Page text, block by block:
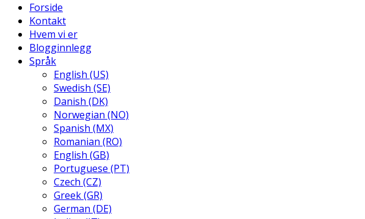
Forside
Kontakt
Hvem vi er
Blogginnlegg
Språk
English (US)
Swedish (SE)
Danish (DK)
Norwegian (NO)
Spanish (MX)
Romanian (RO)
English (GB)
Portuguese (PT)
Czech (CZ)
Greek (GR)
German (DE)